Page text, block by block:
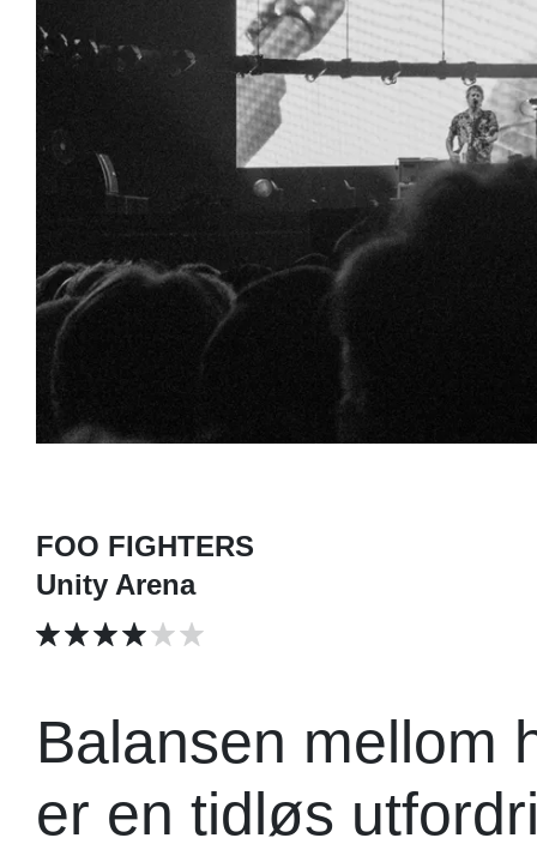
FOO FIGHTERS
Unity Arena
Balansen mellom
er en tidløs